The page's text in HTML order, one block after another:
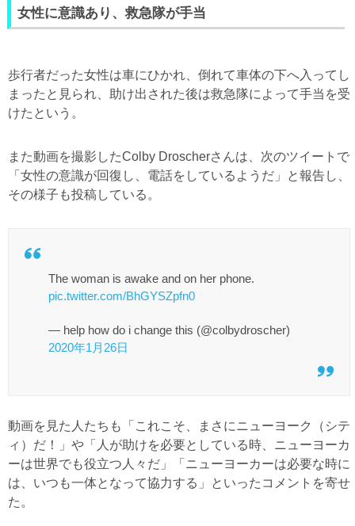
女性に意識あり、救急隊が手当
歩行者だった女性は車にひかれ、倒れて車体の下へ入ってし
まったと見られ、助け出された後は救急隊によって手当を受
けたという。
また動画を撮影したColby Droscherさんは、次のツイートで
「女性の意識が回復し、電話をしているようだ」と報告し、
その様子も投稿している。
The woman is awake and on her phone.
pic.twitter.com/BhGYSZpfn0
— help how do i change this (@colbydroscher)
2020年1月26日
動画を見た人たちも「これこそ、まさにニューヨーク（シテ
ィ）だ！」や「人が助けを必要としている時、ニューヨーカ
ーは世界でも役立つ人々だ」「ニューヨーカーは必要な時に
は、いつも一体となって協力する」といったコメントを寄せ
た。